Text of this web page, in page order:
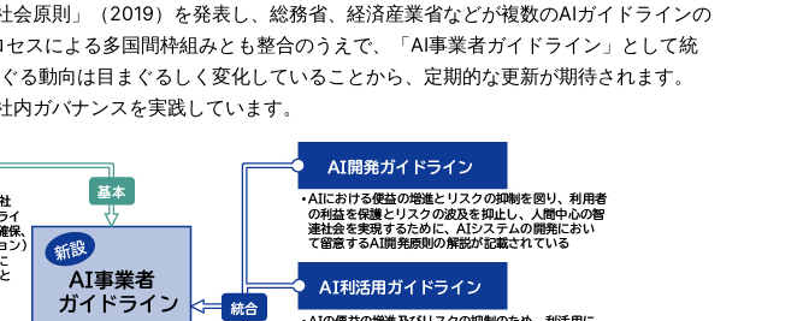
会原則」（2019）を発表し、総務省、経済産業省などが複数のAIガイドラインの
スによる多国間枠組みとも整合のうえで、「AI事業者ガイドライン」として統
る動向は目まぐるしく変化していることから、定期的な更新が期待されます。
ガバナンスを実践しています。